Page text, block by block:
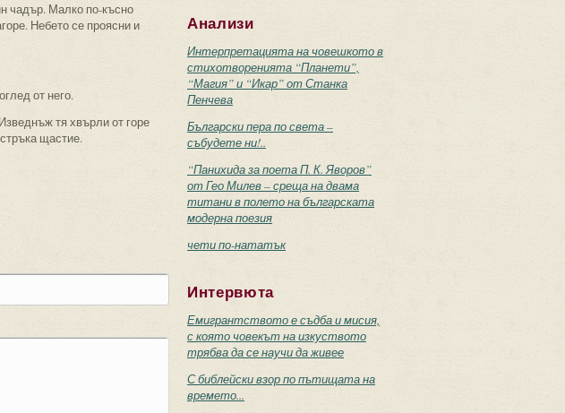
чадър. Малко по-късно
Небето се проясни и
от него.
тя хвърли от горе
щастие.
Анализи
Интерпретацията на човешкото в
стихотворенията “Планети”,
“Магия” и “Икар” от Станка
Пенчева
Български пера по света –
събудете ни!..
“Панихида за поета П. К. Яворов”
от Гео Милев – среща на двама
титани в полето на българската
модерна поезия
чети по-нататък
Интервюта
Емигрантството е съдба и мисия,
с която човекът на изкуството
трябва да се научи да живее
С библейски взор по пътищата на
времето...